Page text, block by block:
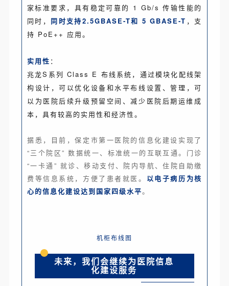
家标准要求，具有稳定可靠的 1 Gb/s 传输性能的
同时， 同时支持2.5GBASE-T和 5 GBASE-T ，支
持 PoE++ 应用。
实用性 ：
兆龙S系列 Class E 布线系统，通过模块化配线架
构设计，可以优化设备和水平布线设置、管理，可
以为医院后续升级预留空间、减少医院后期运维成
本，具有较高的实用性和经济性。
据悉，目前，保定市第一医院的信息化建设实现了
“三个院区” 数据统一、标准统一的互联互通。门诊
“一卡通” 就诊、移动支付、院内导航、住院自助缴
费等信息系统，方便了患者就医。 以电子病历为核
心的信息化建设达到国家四级水平。
机柜布线图
未来，我们会继续为医院信息
化建设服务